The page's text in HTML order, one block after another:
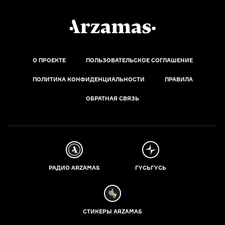
О ПРОЕКТЕ ПОЛЬЗОВАТЕЛЬСКОЕ СОГЛАШЕНИЕ
ПОЛИТИКА КОНФИДЕНЦИАЛЬНОСТИ ПРАВИЛА
ОБРАТНАЯ СВЯЗЬ
РАДИО ARZAMAS ГУСЬГУСЬ
СТИКЕРЫ ARZAMAS